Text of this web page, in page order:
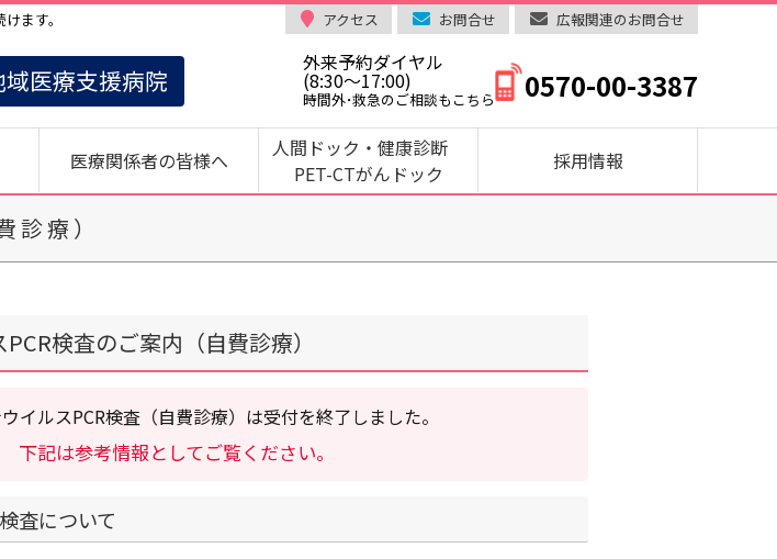
ます。 アクセス お問合せ 広報関連のお問合せ
医療支援病院
外来予約ダイヤル
(8:30～17:00)
時間外･救急のご相談もこちら 0570-00-3387
医療関係者の皆様へ
人間ドック・健康診断
PET-CTがんドック
採用情報
療）
検査のご案内（自費診療）
イルスPCR検査（自費診療）は受付を終了しました。
下記は参考情報としてご覧ください。
査について